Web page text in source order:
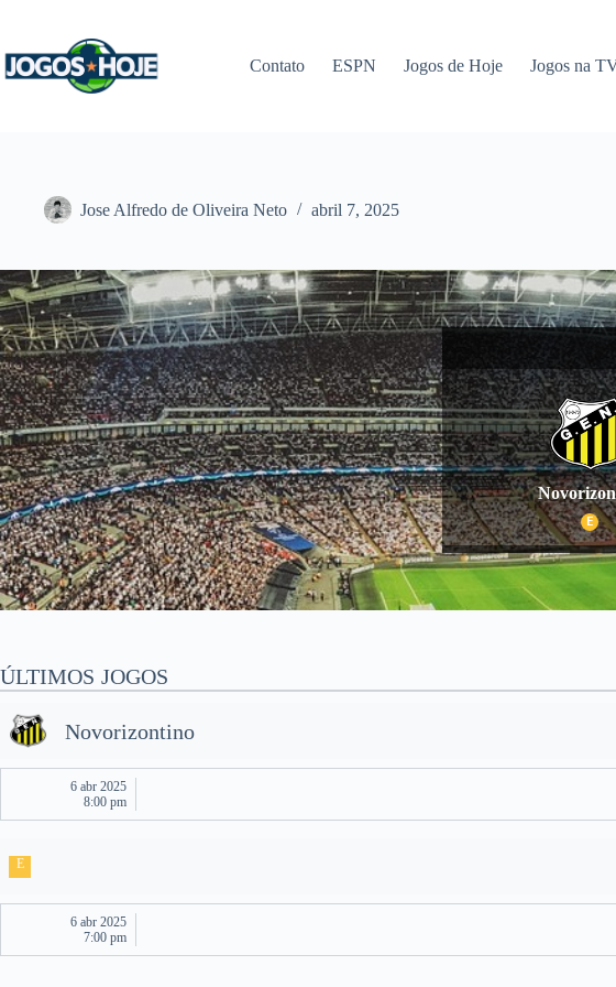
conteúdo
Contato ESPN Jogos de Hoje Jogos na
Jose Alfredo de Oliveira Neto abril 7, 2025
E
ÚLTIMOS JOGOS
Novorizontino
6 abr 2025
8:00 pm
E
6 abr 2025
7:00 pm